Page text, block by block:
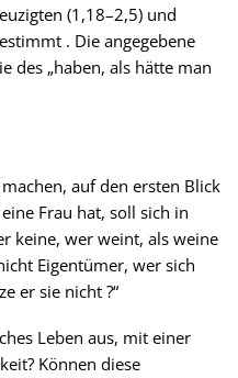
(1,18–2,5) und
. Die angegebene
des „haben, als hätte man
auf den ersten Blick
Frau hat, soll sich in
keine, wer weint, als weine
Eigentümer, wer sich
er sie nicht ?“
Leben aus, mit einer
Können diese